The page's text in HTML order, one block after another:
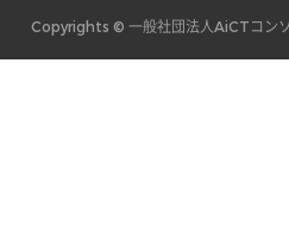
Copyrights © 一般社団法人AiCTコン